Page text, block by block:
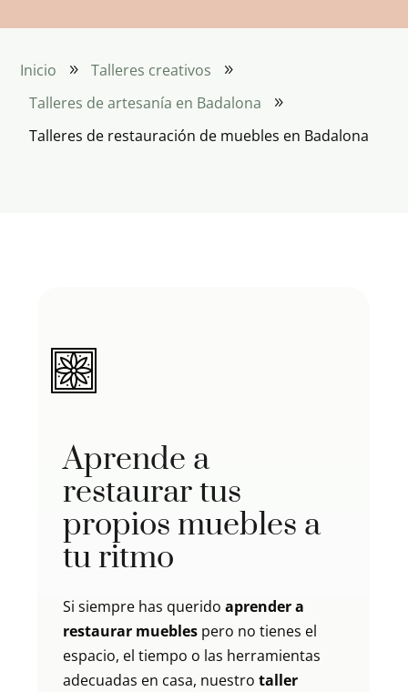
Inicio 9 Talleres creativos 9
Talleres de artesanía en Badalona 9
Talleres de restauración de muebles en Badalona
Aprende a
restaurar tus
propios muebles a
tu ritmo
Si siempre has querido aprender a
restaurar mueblespero no tienes el
espacio, el tiempo o las herramientas
adecuadas en casa, nuestro taller